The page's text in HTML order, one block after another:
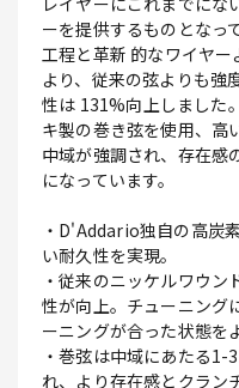
ーを提供するものとなっ
工程と革新 的なワイヤ
より、従来の弦よりも強
性は 131%向上しました
キ製の巻き弦を使用、高
中域が強調され、存在感
になっています。
・D'Addario独自の高炭
い耐久性を実現。
・従来のニッケルワウン
性が向上。チューニング
ーニングが合った状態を
・巻弦は中域にあたる
れ、より存在感とクラン